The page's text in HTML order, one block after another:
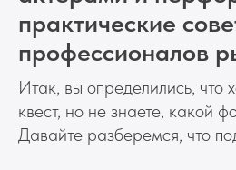
практические
профессионалов
Итак, вы определились, что
квест, но не знаете, какой
Давайте разберемся, что